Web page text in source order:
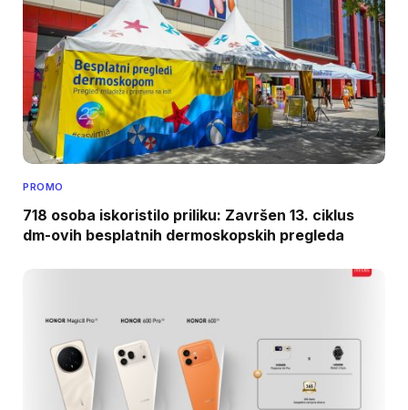
PROMO
718 osoba iskoristilo priliku: Završen 13. ciklus
dm-ovih besplatnih dermoskopskih pregleda